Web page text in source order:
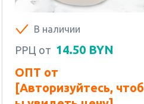
В наличии
РРЦ от 14.50 BYN
ОПТ от
[Авторизуйтесь, чтоб